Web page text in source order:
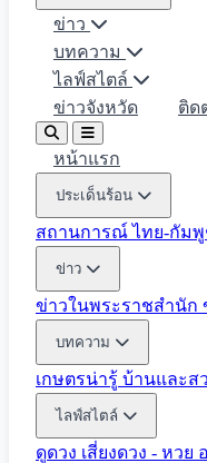
ข่าว
บทความ
ไลฟ์สไตล์
ข่าวจังหวัด
ติด
หน้าแรก
ประเด็นร้อน
สถานการณ์ ไทย-กัม
ข่าว
ข่าวในพระราชสำนัก
บทความ
เกษตรน่ารู้ บ้านและส
ไลฟ์สไตล์
ดูดวง เสี่ยงดวง - หวย